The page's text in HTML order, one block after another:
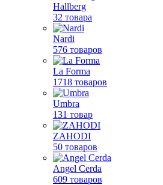
Hallberg
32 товара
Nardi
576 товаров
La Forma
1718 товаров
Umbra
131 товар
ZAHODI
50 товаров
Angel Cerda
609 товаров